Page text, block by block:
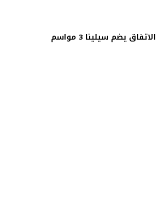
الاتفاق يضم سيلينا 3 مواسم